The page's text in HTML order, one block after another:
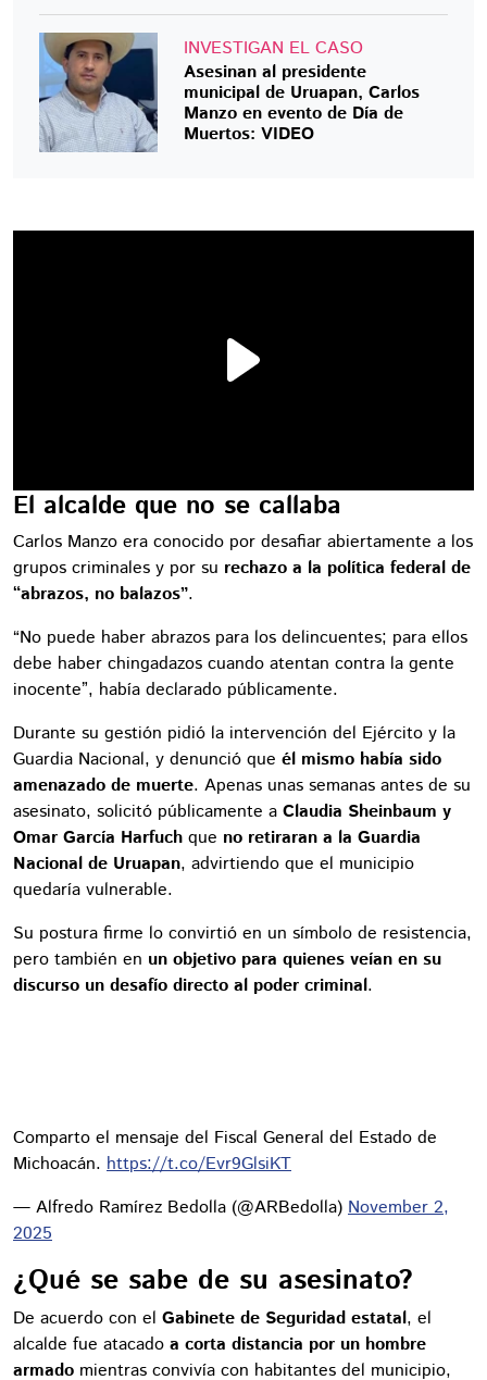
INVESTIGAN EL CASO
Asesinan al presidente
municipal de Uruapan, Carlos
Manzo en evento de Día de
Muertos: VIDEO
El alcalde que no se callaba
Carlos Manzo era conocido por desafiar abiertamente a los
grupos criminales y por su rechazo a la política federal de
“abrazos, no balazos”.
“No puede haber abrazos para los delincuentes; para ellos
debe haber chingadazos cuando atentan contra la gente
inocente”, había declarado públicamente.
Durante su gestión pidió la intervención del Ejército y la
Guardia Nacional, y denunció que él mismo había sido
amenazado de muerte. Apenas unas semanas antes de su
asesinato, solicitó públicamente a Claudia Sheinbaum y
Omar García Harfuch que no retiraran a la Guardia
Nacional de Uruapan, advirtiendo que el municipio
quedaría vulnerable.
Su postura firme lo convirtió en un símbolo de resistencia,
pero también en un objetivo para quienes veían en su
discurso un desafío directo al poder criminal.
Comparto el mensaje del Fiscal General del Estado de
Michoacán. https://t.co/Evr9GlsiKT
— Alfredo Ramírez Bedolla (@ARBedolla) November 2,
2025
¿Qué se sabe de su asesinato?
De acuerdo con el Gabinete de Seguridad estatal, el
alcalde fue atacado a corta distancia por un hombre
armado mientras convivía con habitantes del municipio,